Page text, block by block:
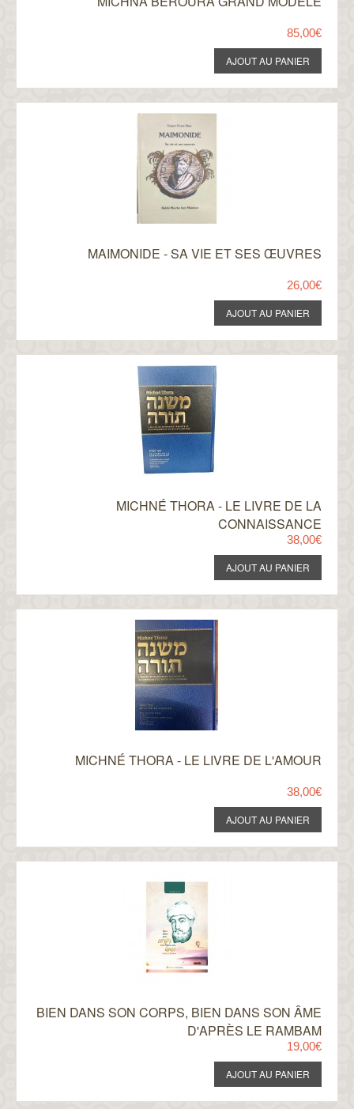
85,00€
MAIMONIDE - SA VIE ET SES ŒUVRES
26,00€
MICHNÉ THORA - LE LIVRE DE LA
CONNAISSANCE
38,00€
MICHNÉ THORA - LE LIVRE DE L'AMOUR
38,00€
BIEN DANS SON CORPS, BIEN DANS SON ÂME
D'APRÈS LE RAMBAM
19,00€